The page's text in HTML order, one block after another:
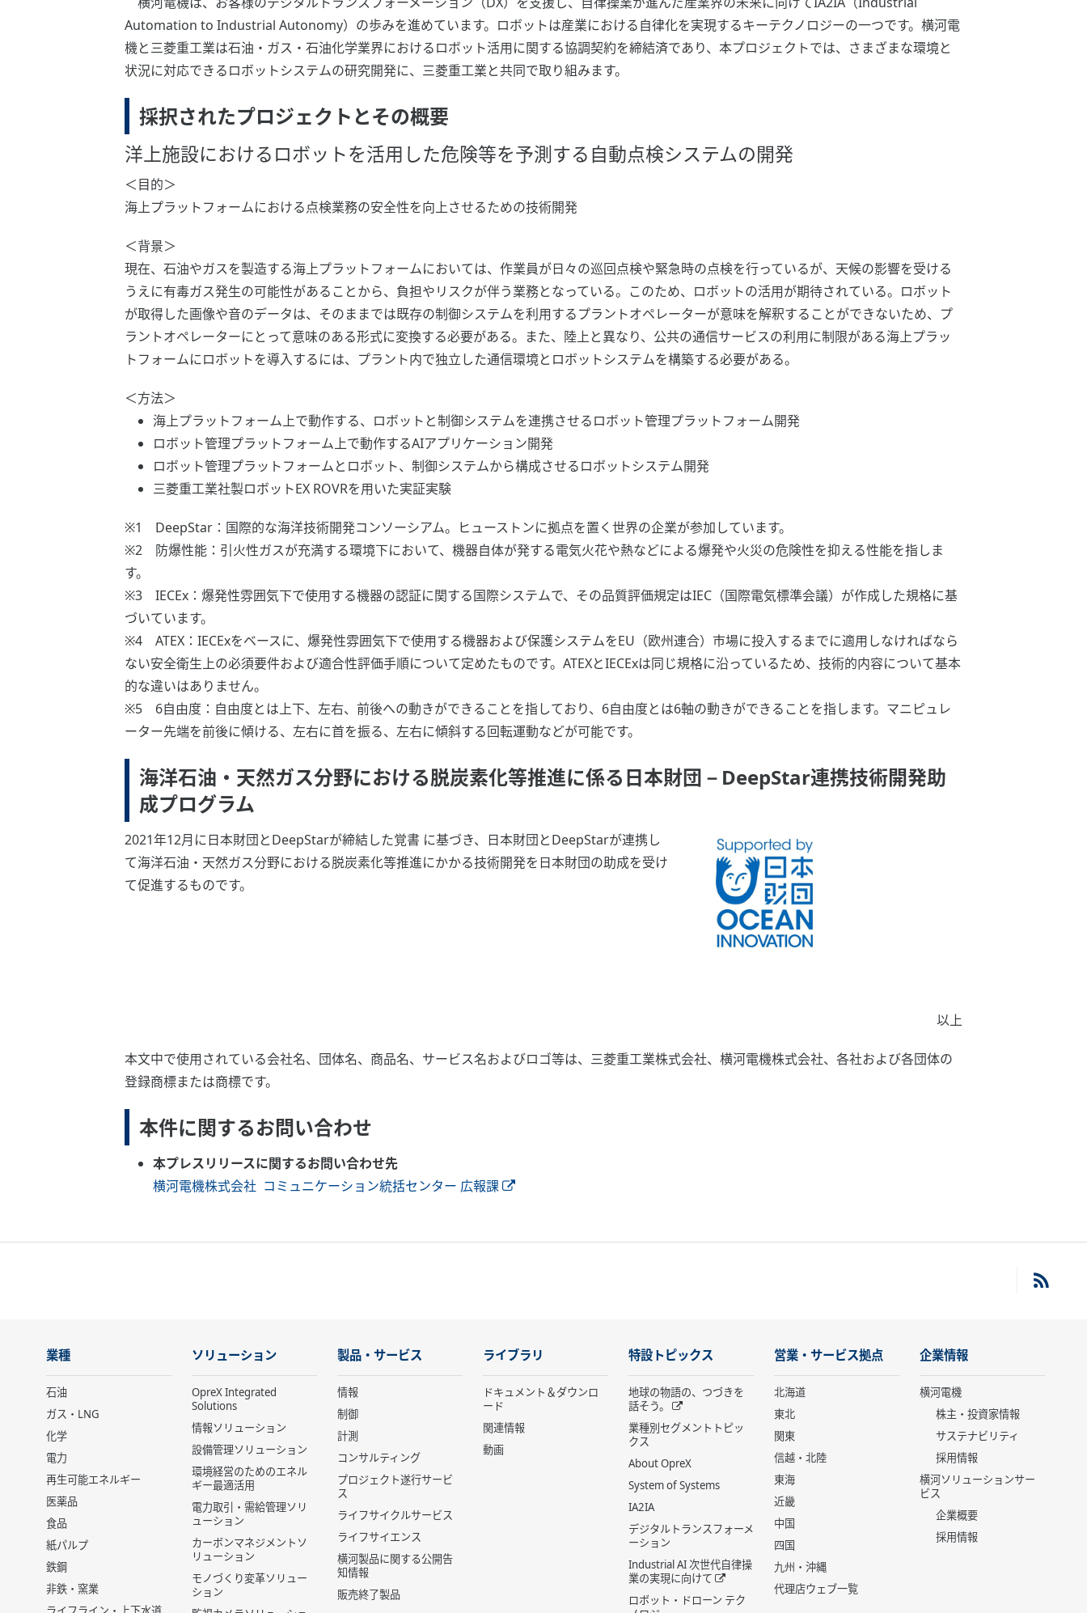
Automation to Industrial Autonomy）の歩みを進めています。ロボットは産業における自律化を実現するキーテクノロジーの一つです。横河電
機と三菱重工業は石油・ガス・石油化学業界におけるロボット活用に関する協調契約を締結済であり、本プロジェクトでは、さまざまな環境と
状況に対応できるロボットシステムの研究開発に、三菱重工業と共同で取り組みます。
採択されたプロジェクトとその概要
洋上施設におけるロボットを活用した危険等を予測する自動点検システムの開発
＜目的＞
海上プラットフォームにおける点検業務の安全性を向上させるための技術開発
＜背景＞
現在、石油やガスを製造する海上プラットフォームにおいては、作業員が日々の巡回点検や緊急時の点検を行っているが、天候の影響を受ける
うえに有毒ガス発生の可能性があることから、負担やリスクが伴う業務となっている。このため、ロボットの活用が期待されている。ロボット
が取得した画像や音のデータは、そのままでは既存の制御システムを利用するプラントオペレーターが意味を解釈することができないため、プ
ラントオペレーターにとって意味のある形式に変換する必要がある。また、陸上と異なり、公共の通信サービスの利用に制限がある海上プラッ
トフォームにロボットを導入するには、プラント内で独立した通信環境とロボットシステムを構築する必要がある。
＜方法＞
海上プラットフォーム上で動作する、ロボットと制御システムを連携させるロボット管理プラットフォーム開発
ロボット管理プラットフォーム上で動作するAIアプリケーション開発
ロボット管理プラットフォームとロボット、制御システムから構成させるロボットシステム開発
三菱重工業社製ロボットEX ROVRを用いた実証実験
※1 DeepStar：国際的な海洋技術開発コンソーシアム。ヒューストンに拠点を置く世界の企業が参加しています。
※2 防爆性能：引火性ガスが充満する環境下において、機器自体が発する電気火花や熱などによる爆発や火災の危険性を抑える性能を指しま
す。
※3 IECEx：爆発性雰囲気下で使用する機器の認証に関する国際システムで、その品質評価規定はIEC（国際電気標準会議）が作成した規格に基
づいています。
※4 ATEX：IECExをベースに、爆発性雰囲気下で使用する機器および保護システムをEU（欧州連合）市場に投入するまでに適用しなければなら
ない安全衛生上の必須要件および適合性評価手順について定めたものです。ATEXとIECExは同じ規格に沿っているため、技術的内容について基本
的な違いはありません。
※5 6自由度：自由度とは上下、左右、前後への動きができることを指しており、6自由度とは6軸の動きができることを指します。マニピュレ
ーター先端を前後に傾ける、左右に首を振る、左右に傾斜する回転運動などが可能です。
海洋石油・天然ガス分野における脱炭素化等推進に係る日本財団－DeepStar連携技術開発助
成プログラム
2021年12月に日本財団とDeepStarが締結した覚書 に基づき、日本財団とDeepStarが連携し
て海洋石油・天然ガス分野における脱炭素化等推進にかかる技術開発を日本財団の助成を受け
て促進するものです。
以上
本文中で使用されている会社名、団体名、商品名、サービス名およびロゴ等は、三菱重工業株式会社、横河電機株式会社、各社および各団体の
登録商標または商標です。
本件に関するお問い合わせ
本プレスリリースに関するお問い合わせ先
横河電機株式会社 コミュニケーション統括センター 広報課
業種
石油
ガス・LNG
化学
電力
再生可能エネルギー
医薬品
食品
紙パルプ
鉄鋼
非鉄・窯業
ソリューション
OpreX Integrated
Solutions
情報ソリューション
設備管理ソリューション
環境経営のためのエネル
ギー最適活用
電力取引・需給管理ソリ
ューション
カーボンマネジメントソ
リューション
モノづくり変革ソリュー
ション
製品・サービス
情報
制御
計測
コンサルティング
プロジェクト遂行サービ
ス
ライフサイクルサービス
ライフサイエンス
横河製品に関する公開告
知情報
販売終了製品
ライブラリ
ドキュメント＆ダウンロ
ード
関連情報
動画
特設トピックス
地球の物語の、つづきを
話そう。
業種別セグメントトピッ
クス
About OpreX
System of Systems
IA2IA
デジタルトランスフォーメ
ーション
Industrial AI 次世代自律操
業の実現に向けて
ロボット・ドローン テク
営業・サービス拠点
北海道
東北
関東
信越・北陸
東海
近畿
中国
四国
九州・沖縄
代理店ウェブ一覧
企業情報
横河電機
株主・投資家情報
サステナビリティ
採用情報
横河ソリューションサー
ビス
企業概要
採用情報